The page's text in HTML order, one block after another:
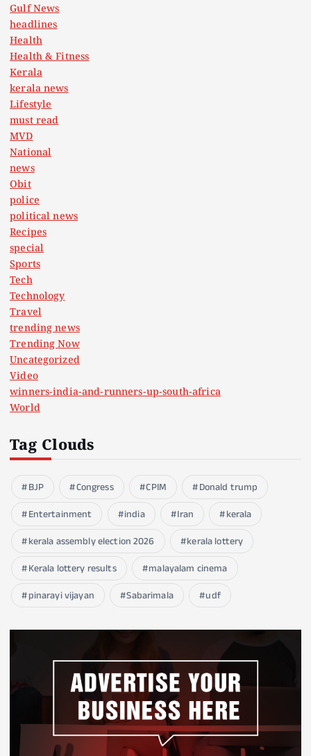
Gulf News
headlines
Health
Health & Fitness
Kerala
kerala news
Lifestyle
must read
MVD
National
news
Obit
police
political news
Recipes
special
Sports
Tech
Technology
Travel
trending news
Trending Now
Uncategorized
Video
winners-india-and-runners-up-south-africa
World
Tag Clouds
BJP Congress CPIM
Donald trump
Entertainment
india Iran
kerala
kerala assembly election 2026
kerala lottery
Kerala lottery results
malayalam cinema
pinarayi vijayan
Sabarimala udf